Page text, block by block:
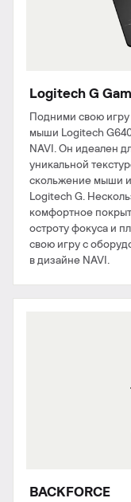
Logitech G
Подними свою
мыши Logitech
NAVI. Он идеален
уникальной
скольжение мыши и
Logitech G.
комфортное
остроту фокуса и
свою игру с
в дизайне NAVI.
BACKFORCE